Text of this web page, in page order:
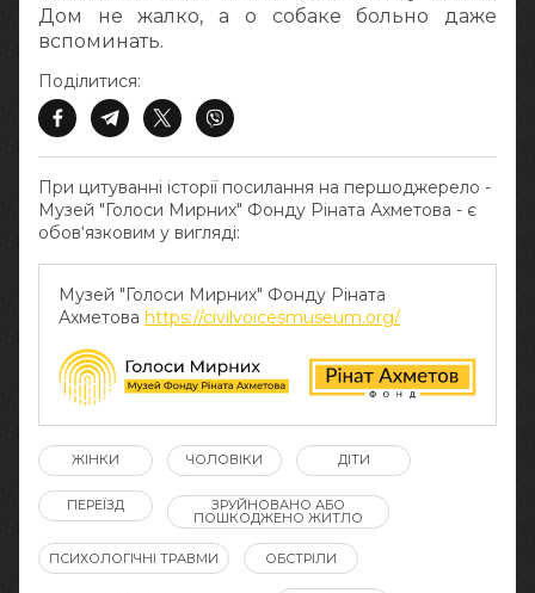
Дом не жалко, а о собаке больно даже
вспоминать.
При цитуванні історії посилання на першоджерело -
Музей "Голоси Мирних" Фонду Ріната Ахметова - є
обов‘язковим у вигляді:
Музей "Голоси Мирних" Фонду Ріната
Ахметова https://civilvoicesmuseum.org/
Поділитися:
ЖІНКИ ЧОЛОВІКИ ДІТИ
ПЕРЕЇЗД ЗРУЙНОВАНО АБО
ПОШКОДЖЕНО ЖИТЛО
ПСИХОЛОГІЧНІ ТРАВМИ ОБСТРІЛИ